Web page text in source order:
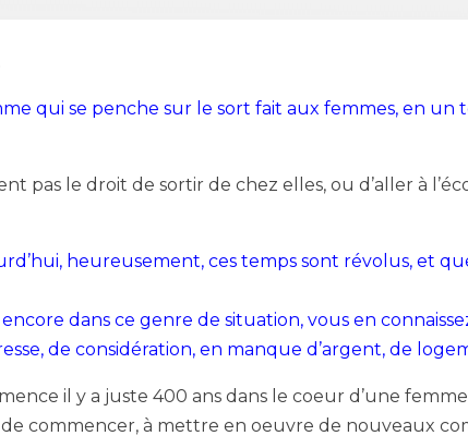
qui se penche sur le sort fait aux femmes, en
pas le droit de sortir de chez elles, ou d’aller à
heureusement, ces temps sont révolus, et
dans ce genre de situation, vous en
de considération, en manque d’argent, de
il y a juste 400 ans dans le coeur d’une
commencer, à mettre en oeuvre de nouveaux